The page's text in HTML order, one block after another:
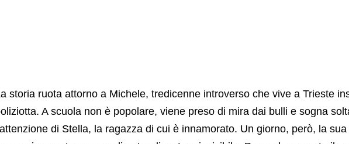
storia ruota attorno a Michele, tredicenne introverso che vive a Trieste
A scuola non è popolare, viene preso di mira dai bulli e sogna
di Stella, la ragazza di cui è innamorato. Un giorno, però, la